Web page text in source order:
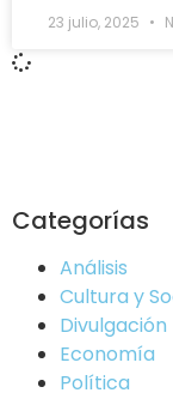
23 julio, 2025
Categorías
Análisis
Cultura y
Divulgación
Economía
Política